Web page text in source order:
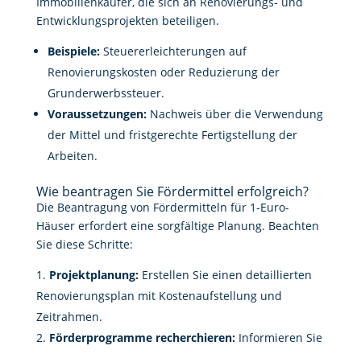
Entwicklungsprojekten beteiligen.
Beispiele:Steuererleichterungen auf
Renovierungskosten oder Reduzierung der
Grunderwerbssteuer.
Voraussetzungen:Nachweis über die Verwendung
der Mittel und fristgerechte Fertigstellung der
Arbeiten.
Wie beantragen Sie Fördermittel erfolgreich?
Die Beantragung von Fördermitteln für 1-Euro-
Häuser erfordert eine sorgfältige Planung. Beachten
Sie diese Schritte:
Projektplanung:Erstellen Sie einen detaillierten
Renovierungsplan mit Kostenaufstellung und
Zeitrahmen.
Förderprogramme recherchieren:Informieren Sie